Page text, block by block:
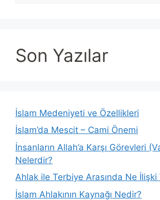
Son Yazılar
İslam Medeniyeti ve Özellikleri
İslam’da Mescit – Cami Önemi
İnsanların Allah’a Karşı Görevleri
Nelerdir?
Ahlak ile Terbiye Arasında Ne İlişki
İslam Ahlakının Kaynağı Nedir?